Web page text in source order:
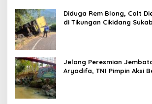
Diduga Rem Blong, Colt
di Tikungan Cikidang
Jelang Peresmian
Aryadifa, TNI Pimpin Aksi